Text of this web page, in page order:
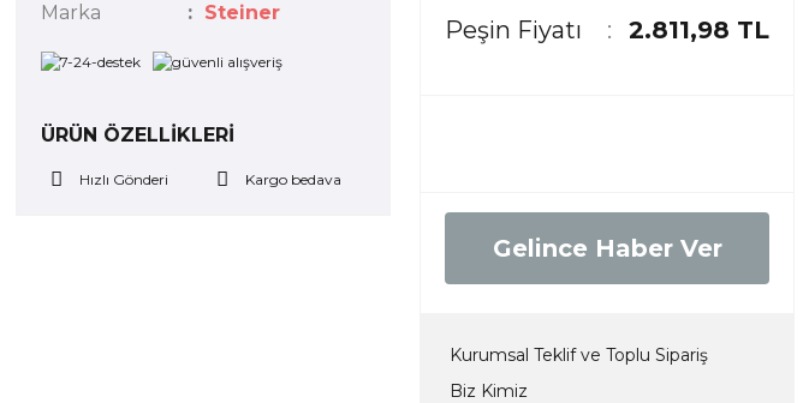
Marka
Steiner
ÜRÜN ÖZELLİKLERİ
Hızlı Gönderi Kargo bedava
Peşin Fiyatı 2.811,98 TL
Gelince Haber Ver
Kurumsal Teklif ve Toplu Sipariş
Biz Kimiz